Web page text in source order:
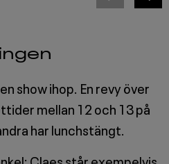
show ihop. En revy över
mellan 12 och 13 på
har lunchstängt.